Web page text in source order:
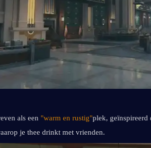
als een "warm en rustig"plek, geïnspireerd
je thee drinkt met vrienden.